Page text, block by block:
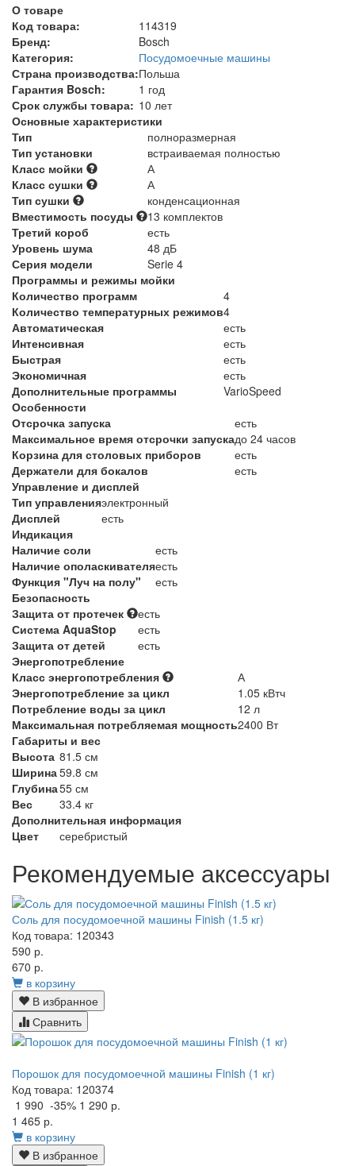
О товаре
Код товара:
114319
Бренд:
Bosch
Категория:
Посудомоечные машины
Страна производства:Польша
Гарантия Bosch:
1 год
Срок службы товара: 10 лет
Основные характеристики
Тип
полноразмерная
Тип установки
встраиваемая полностью
Класс мойки
А
Класс сушки
А
Тип сушки
конденсационная
Вместимость посуды
13 комплектов
Третий короб
есть
Уровень шума
48 дБ
Серия модели
Serie 4
Программы и режимы мойки
Количество программ
4
Количество температурных режимов4
Автоматическая
есть
Интенсивная
есть
Быстрая
есть
Экономичная
есть
Дополнительные программы
VarioSpeed
Особенности
Отсрочка запуска
есть
Максимальное время отсрочки запускадо 24 часов
Корзина для столовых приборов
есть
Держатели для бокалов
есть
Управление и дисплей
Тип управленияэлектронный
Дисплей
есть
Индикация
Наличие соли
есть
Наличие ополаскивателяесть
Функция "Луч на полу"
есть
Безопасность
Защита от протечек
есть
Система AquaStop
есть
Защита от детей
есть
Энергопотребление
Класс энергопотребления
А
Энергопотребление за цикл
1.05 кВтч
Потребление воды за цикл
12 л
Максимальная потребляемая мощность2400 Вт
Габариты и вес
Высота 81.5 см
Ширина59.8 см
Глубина55 см
Вес
33.4 кг
Дополнительная информация
Цвет
серебристый
Рекомендуемые аксессуары
Соль для посудомоечной машины Finish (1.5 кг)
Код товара: 120343
590 р.
670 р.
в корзину
В избранное
Сравнить
Порошок для посудомоечной машины Finish (1 кг)
Код товара: 120374
1 990 -35% 1 290 р.
1 465 р.
в корзину
В избранное